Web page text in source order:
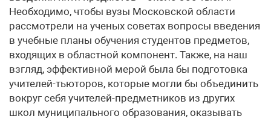
Необходимо, чтобы вузы Московской области
рассмотрели на ученых советах вопросы введения
в учебные планы обучения студентов предметов,
входящих в областной компонент. Также, на наш
взгляд, эффективной мерой была бы подготовка
учителей-тьюторов, которые могли бы объединить
вокруг себя учителей-предметников из других
школ муниципального образования, оказывать